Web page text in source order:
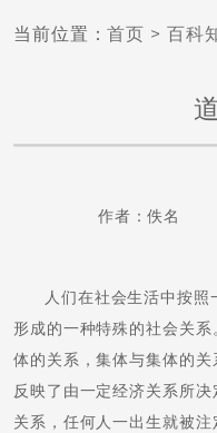
当前位置：首页 > 百科
作者：佚名
人们在社会生活中按
形成的一种特殊的社会关
体的关系，集体与集体的
反映了由一定经济关系所
关系，任何人一出生就被